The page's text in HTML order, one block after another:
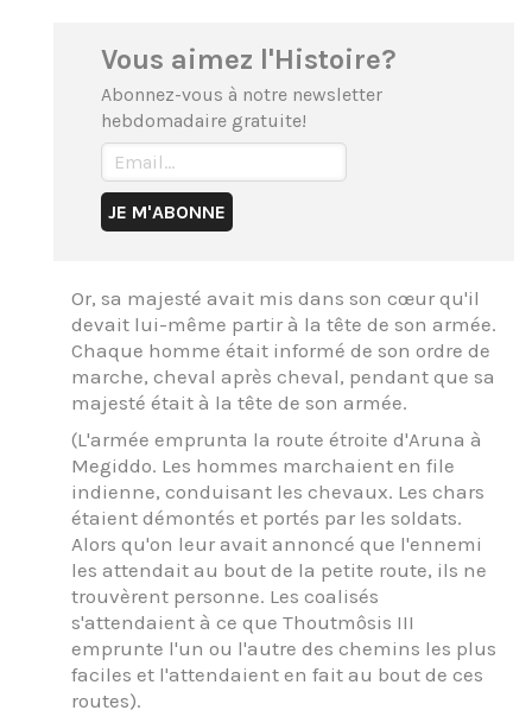
Vous aimez l'Histoire?
Abonnez-vous à notre newsletter
hebdomadaire gratuite!
Or, sa majesté avait mis dans son cœur qu'il
devait lui-même partir à la tête de son armée.
Chaque homme était informé de son ordre de
marche, cheval après cheval, pendant que sa
majesté était à la tête de son armée.
(L'armée emprunta la route étroite d'Aruna à
Megiddo. Les hommes marchaient en file
indienne, conduisant les chevaux. Les chars
étaient démontés et portés par les soldats.
Alors qu'on leur avait annoncé que l'ennemi
les attendait au bout de la petite route, ils ne
trouvèrent personne. Les coalisés
s'attendaient à ce que Thoutmôsis III
emprunte l'un ou l'autre des chemins les plus
faciles et l'attendaient en fait au bout de ces
routes).